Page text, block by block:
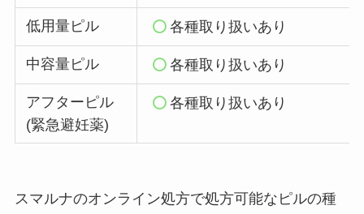
低用量ピル 各種取り扱いあり
中容量ピル 各種取り扱いあり
アフターピル
(緊急避妊薬)
各種取り扱いあり
スマルナのオンライン処方で処方可能なピルの種